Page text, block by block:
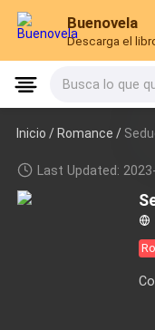
Buenovela
Descarga el
Busca lo que
Inicio /Romance /
Last Updated: